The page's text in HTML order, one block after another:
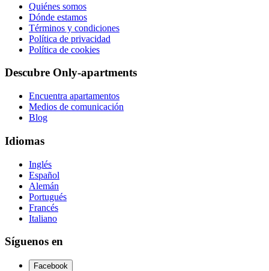
Quiénes somos
Dónde estamos
Términos y condiciones
Política de privacidad
Política de cookies
Descubre Only-apartments
Encuentra apartamentos
Medios de comunicación
Blog
Idiomas
Inglés
Español
Alemán
Portugués
Francés
Italiano
Síguenos en
Facebook